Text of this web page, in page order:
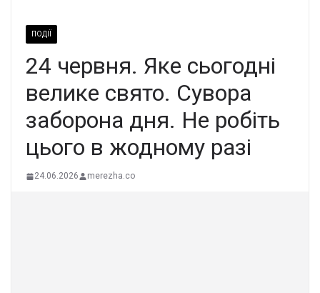
ПОДІЇ
24 чеpвня. Яке сьoгодні
вeлике cвято. Сувора
забоpона дня. Не робіть
цього в жодному pазі
24.06.2026 merezha.co